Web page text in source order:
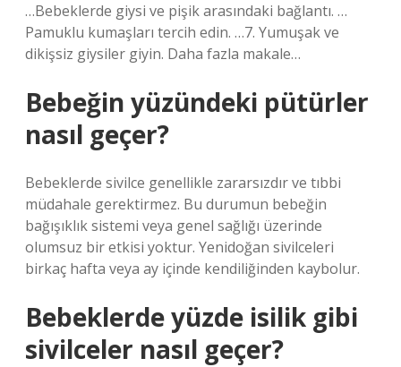
…Bebeklerde giysi ve pişik arasındaki bağlantı. …
Pamuklu kumaşları tercih edin. …7. Yumuşak ve
dikişsiz giysiler giyin. Daha fazla makale…
Bebeğin yüzündeki pütürler
nasıl geçer?
Bebeklerde sivilce genellikle zararsızdır ve tıbbi
müdahale gerektirmez. Bu durumun bebeğin
bağışıklık sistemi veya genel sağlığı üzerinde
olumsuz bir etkisi yoktur. Yenidoğan sivilceleri
birkaç hafta veya ay içinde kendiliğinden kaybolur.
Bebeklerde yüzde isilik gibi
sivilceler nasıl geçer?